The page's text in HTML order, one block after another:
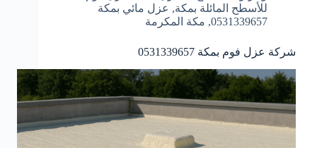
للأسطح المائلة بمكة, عزل مائي بمكة
0531339657
, مكة المكرمة
شركة عزل فوم بمكة 0531339657